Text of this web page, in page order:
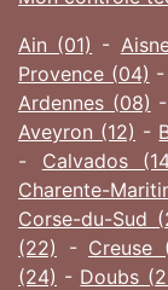
Ain (01) -
Provence (04) -
Ardennes (08) -
Aveyron (12) -
- Calvados
Charente-
Corse-du-Sud
(22) - Creuse
(24) - Doubs